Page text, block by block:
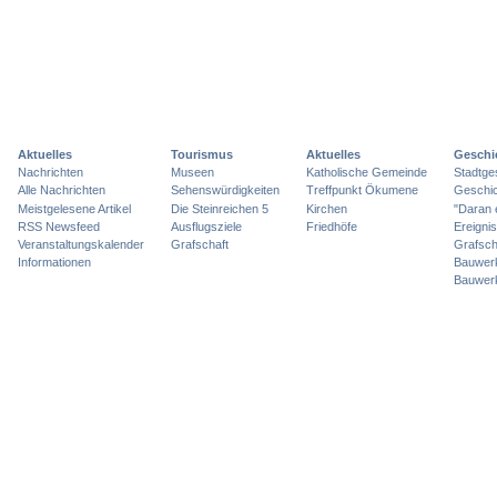
Aktuelles
Nachrichten
Alle Nachrichten
Meistgelesene Artikel
RSS Newsfeed
Veranstaltungskalender
Informationen
Tourismus
Museen
Sehenswürdigkeiten
Die Steinreichen 5
Ausflugsziele
Grafschaft
Aktuelles
Katholische Gemeinde
Treffpunkt Ökumene
Kirchen
Friedhöfe
"Daran